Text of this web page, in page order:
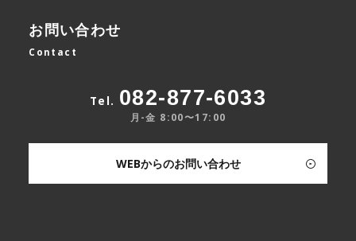
お問い合わせ
Contact
Tel. 082-877-6033
月-金 8:00〜17:00
WEBからのお問い合わせ